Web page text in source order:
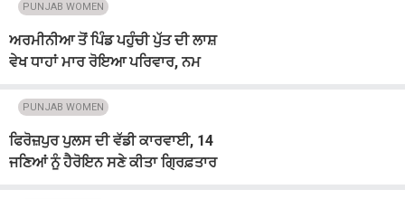
PUNJAB WOMEN
ਅਰਮੀਨੀਆ ਤੋਂ ਪਿੰਡ ਪਹੁੰਚੀ ਪੁੱਤ ਦੀ ਲਾਸ਼
ਵੇਖ ਧਾਹਾਂ ਮਾਰ ਰੋਇਆ ਪਰਿਵਾਰ, ਨਮ
PUNJAB WOMEN
ਫਿਰੋਜ਼ਪੁਰ ਪੁਲਸ ਦੀ ਵੱਡੀ ਕਾਰਵਾਈ, 14
ਜਣਿਆਂ ਨੂੰ ਹੈਰੋਇਨ ਸਣੇ ਕੀਤਾ ਗ੍ਰਿਫ਼ਤਾਰ